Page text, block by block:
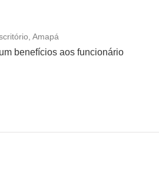
Conciliação com a vida familiar
Amapá
benefícios aos funcionário